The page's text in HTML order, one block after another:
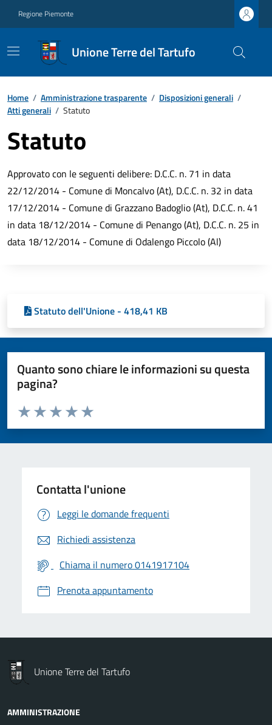
Regione Piemonte
Unione Terre del Tartufo
Home / Amministrazione trasparente / Disposizioni generali /
Atti generali / Statuto
Statuto
Approvato con le seguenti delibere: D.C.C. n. 71 in data
22/12/2014 - Comune di Moncalvo (At), D.C.C. n. 32 in data
17/12/2014 - Comune di Grazzano Badoglio (At), D.C.C. n. 41
in data 18/12/2014 - Comune di Penango (At), D.C.C. n. 25 in
data 18/12/2014 - Comune di Odalengo Piccolo (Al)
Statuto dell'Unione - 418,41 KB
Quanto sono chiare le informazioni su questa
pagina?
Valuta da 1 a 5 stelle la pagina
Valuta 5 stelle su 5
Valuta 4 stelle su 5
Valuta 3 stelle su 5
Valuta 2 stelle su 5
Valuta 1 stelle su 5
Contatta l'unione
Leggi le domande frequenti
Richiedi assistenza
Chiama il numero 0141917104
Prenota appuntamento
Unione Terre del Tartufo
AMMINISTRAZIONE